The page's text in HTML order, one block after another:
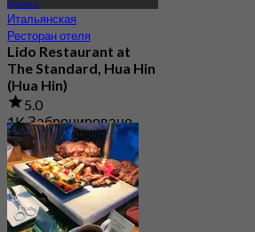
Хуахин
Итальянская
Ресторан отеля
Lido Restaurant at
The Standard, Hua Hin
(Hua Hin)
5.0
1K Забронировано
От฿ 595